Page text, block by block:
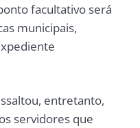
facultativo será
municipais,
entretanto,
servidores que